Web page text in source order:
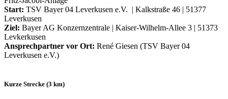
Start: TSV Bayer 04 Leverkusen e.V. | Kalkstraße 46 | 51377
Leverkusen
Ziel: Bayer AG Konzernzentrale | Kaiser-Wilhelm-Allee 3 | 51373
Levkerkusen
Ansprechpartner vor Ort: René Giesen (TSV Bayer 04
Leverkusen e.V.)
Kurze Strecke (3 km)